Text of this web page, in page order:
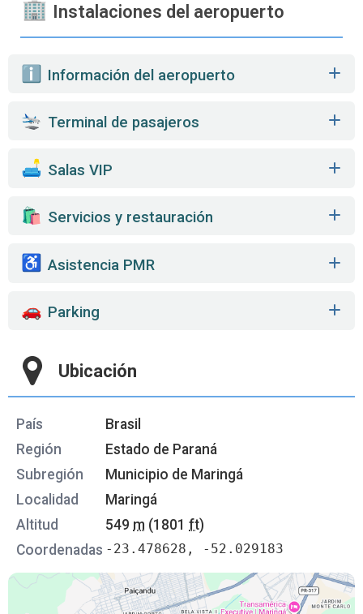
Instalaciones del aeropuerto
️ Información del aeropuerto
Terminal de pasajeros
️ Salas VIP
️ Servicios y restauración
Asistencia PMR
Parking
Ubicación
País
Brasil
Región
Estado de Paraná
Subregión
Municipio de Maringá
Localidad
Maringá
Altitud
549 m (1801 ft)
Coordenadas -23.478628, -52.029183